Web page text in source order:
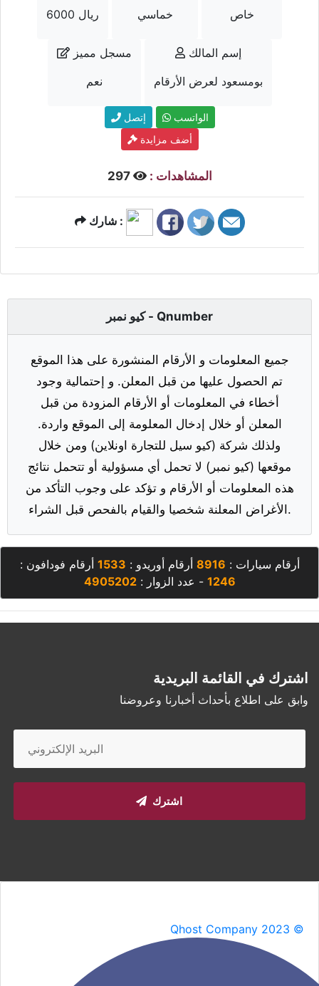
6000 ريال
خماسي
خاص
مسجل مميز
نعم
إسم المالك
بومسعود لعرض الأرقام
إتصل
الواتسب
أضف مزايدة
المشاهدات : 297
شارك :
كيو نمبر - Qnumber
جميع المعلومات و الأرقام المنشورة على هذا الموقع
تم الحصول عليها من قبل المعلن. و إحتمالية وجود
أخطاء في المعلومات أو الأرقام المزودة من قبل
المعلن أو خلال إدخال المعلومة إلى الموقع واردة.
ولذلك شركة (كيو سيل للتجارة اونلاين) ومن خلال
موقعها (كيو نمبر) لا تحمل أي مسؤولية أو تتحمل نتائج
هذه المعلومات أو الأرقام و تؤكد على وجوب التأكد من
الأغراض المعلنة شخصيا والقيام بالفحص قبل الشراء.
أرقام سيارات : 8916 أرقام أوريدو : 1533 أرقام فودافون :
1246 - عدد الزوار :4905202
اشترك في القائمة البريدية
وابق على اطلاع بأحداث أخبارنا وعروضنا
اشترك
Qhost Company 2023 ©